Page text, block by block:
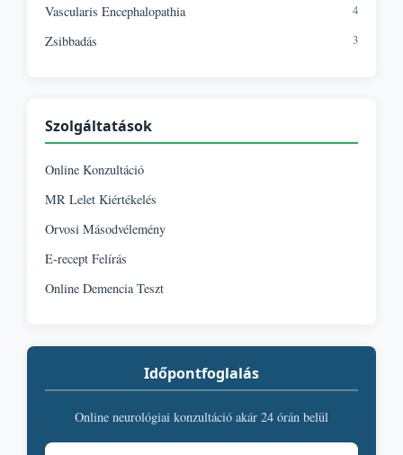
Vascularis Encephalopathia 4
Zsibbadás 3
Szolgáltatások
Online Konzultáció
MR Lelet Kiértékelés
Orvosi Másodvélemény
E-recept Felírás
Online Demencia Teszt
Időpontfoglalás
Online neurológiai konzultáció akár 24 órán belül